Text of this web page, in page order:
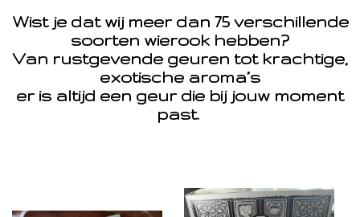
Wist je dat wij meer dan 75 verschillende
soorten wierook hebben?
Van rustgevende geuren tot krachtige,
exotische aroma’s
er is altijd een geur die bij jouw moment
past.